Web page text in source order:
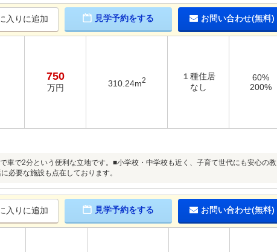
入りに追加 見学予約をする お問い合わせ(無料)
750
万円 310.24m2
１種住居
なし
60%
200%
車で2分という便利な立地です。■小学校・中学校も近く、子育て世代にも安心の教
必要な施設も点在しております。
入りに追加 見学予約をする お問い合わせ(無料)